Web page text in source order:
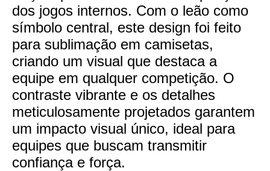
dos jogos internos. Com o leão como
símbolo central, este design foi feito
para sublimação em camisetas,
criando um visual que destaca a
equipe em qualquer competição. O
contraste vibrante e os detalhes
meticulosamente projetados garantem
um impacto visual único, ideal para
equipes que buscam transmitir
confiança e força.